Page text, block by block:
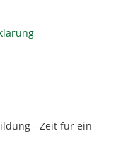
- Zeit für ein